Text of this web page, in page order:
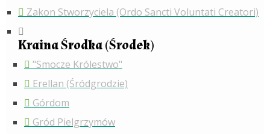
Zakon Stworzyciela (Ordo Sancti Voluntati Creatori)
Kraina Środka (Środek)
"Smocze Królestwo"
Erellan (Śródgrodzie)
Górdom
Gród Pielgrzymów